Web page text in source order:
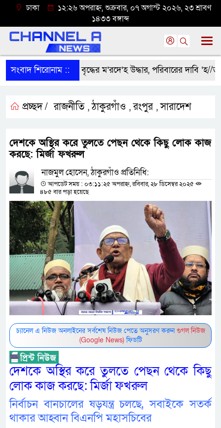
ঢাকা
১২:২৬ অপরাহ্ন, শুক্রবার, ০৭ অগাস্ট ২০২৬, ২৩ শ্রাবণ
১৪৩৩ বঙ্গাব্দ
সংবাদ শিরোনাম ::
শ্রীবরদীতে বৃদ্ধের ম’রদে’হ উদ্ধার, পরিবারের দাবি ‘হ//ত্যা’
প্রচ্ছদ / রাজনীতি ,ঠাকুরগাঁও ,রংপুর ,সারাদেশ
দেশকে অস্থির করে তুলতে পেছন থেকে কিছু লোক কাজ
করছে: মির্জা ফখরুল
নাজমুল হোসেন, ঠাকুরগাঁও প্রতিনিধি:
আপডেট সময় : ০৩:১১:২৫ অপরাহ্ন, রবিবার, ২৮ ডিসেম্বর ২০২৫
৪৮৫ বার পড়া হয়েছে
চ্যানেল এ নিউজ অনলাইনের সর্বশেষ নিউজ পেতে অনুসরণ করুনগুগল নিউজ
(Google News)ফিডটি
দেশকে অস্থির করে তুলতে পেছন থেকে কিছু
লোক কাজ করছে: মির্জা ফখরুল
নির্বাচন বানচালের ষড়যন্ত্র চলছে, সবাইকে সতর্ক
থাকার আহ্বান বিএনপি মহাসচিবের